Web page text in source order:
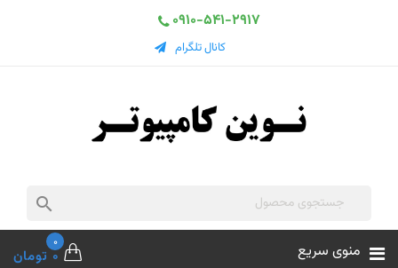
0910-541-2917
کانال تلگرام

منوی سریع 0
0 تومان